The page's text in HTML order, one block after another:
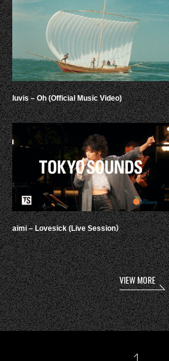
luvis – Oh (Official Music Video)
aimi – Lovesick (Live Session）
VIEW MORE